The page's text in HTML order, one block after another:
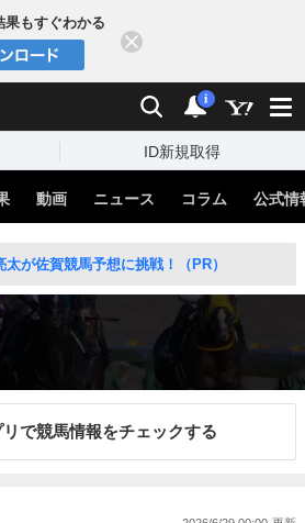
果もすぐわかる
検索 通知
i
ID新規取得
動画 ニュース コラム 公式情
が佐賀競馬予想に挑戦！（PR）
で競馬情報をチェックする